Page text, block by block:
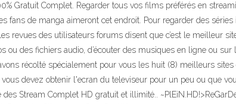
Gratuit Complet. Regarder tous vos films préférés en
de manga aimeront cet endroit. Pour regarder des
revues des utilisateurs forums disent que c’est le meilleur
des fichiers audio, d’écouter des musiques en ligne ou
récolté spécialement pour vous les huit (8) meilleurs
devez obtenir l'ecran du televiseur pour un peu ou que
Stream Complet HD gratuit et illimité..